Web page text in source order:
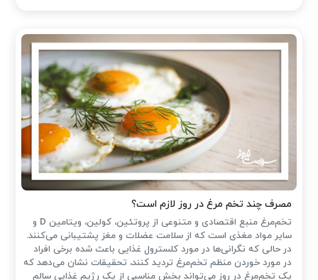
مصرف چند تخم مرغ در روز لازم است؟
تخم‌مرغ منبع اقتصادی و متنوعی از پروتئین، کولین، ویتامین D و
سایر مواد مغذی است که از سلامت عضلات و مغز پشتیبانی می‌کنند.
در حالی که نگرانی‌ها در مورد کلسترول غذایی باعث شده ‌برخی افراد
در مورد خوردن منظم تخم‌مرغ تردید کنند، تحقیقات نشان می‌دهد که
یک تخم‌مرغ در روز می‌تواند بخش مناسبی از یک رژیم غذایی سالم